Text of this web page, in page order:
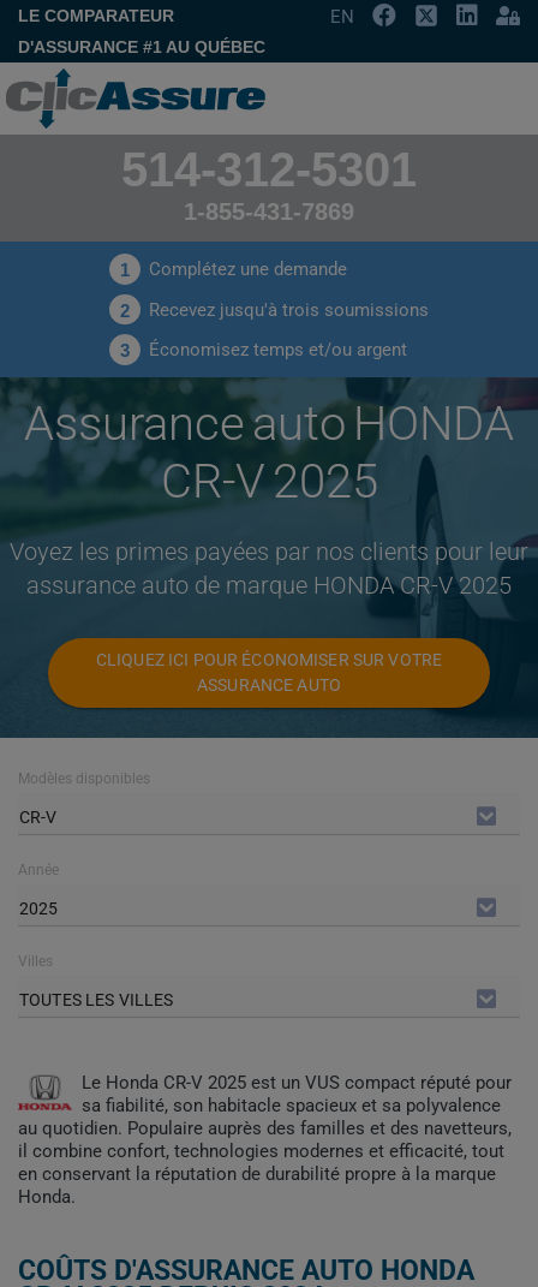
LE COMPARATEUR
D'ASSURANCE #1 AU QUÉBEC
EN
514-312-5301
1-855-431-7869
1 Complétez une demande
2 Recevez jusqu'à trois soumissions
3 Économisez temps et/ou argent
Assurance auto HONDA
CR-V 2025
Voyez les primes payées par nos clients pour leur
assurance auto de marque HONDA CR-V 2025
CLIQUEZ ICI POUR ÉCONOMISER SUR VOTRE
ASSURANCE AUTO
Modèles disponibles
CR-V
Année
2025
Villes
TOUTES LES VILLES
Le Honda CR-V 2025 est un VUS compact réputé pour
sa fiabilité, son habitacle spacieux et sa polyvalence
au quotidien. Populaire auprès des familles et des navetteurs,
il combine confort, technologies modernes et efficacité, tout
en conservant la réputation de durabilité propre à la marque
Honda.
COÛTS D'ASSURANCE AUTO HONDA